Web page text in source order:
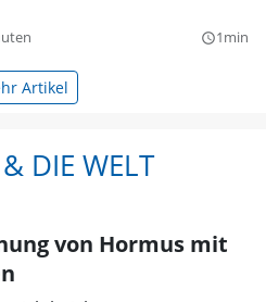
query_builder1min
Artikel
DIE WELT
von Hormus mit